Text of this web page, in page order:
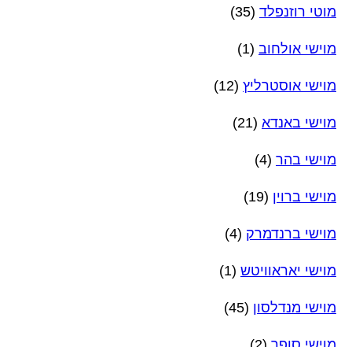
מוטי רוזנפלד (35)
מוישי אולחוב (1)
מוישי אוסטרליץ (12)
מוישי באנדא (21)
מוישי בהר (4)
מוישי ברוין (19)
מוישי ברנדמרק (4)
מוישי יאראוויטש (1)
מוישי מנדלסון (45)